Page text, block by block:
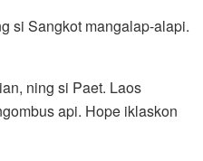
si Sangkot mangalap-alapi.
ning si Paet. Laos
api. Hope iklaskon